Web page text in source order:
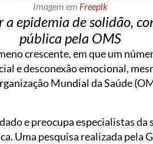
Imagem em Freepik
epidemia de solidão,
pública pela OMS
crescente, em que um
e desconexão emocional,
Mundial da Saúde
e preocupa especialistas da
Uma pesquisa realizada pela